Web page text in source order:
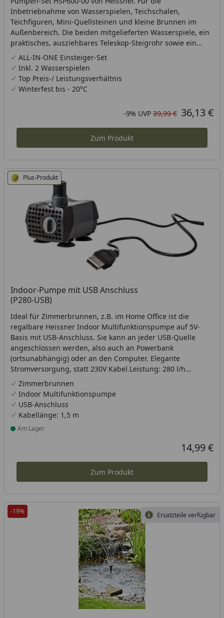
Inbetriebnahme von Wasserspielen, Teichschalen,
Teichfiguren, Mini-Quellsteinen und kleine Brunnen im
Außenbereich. Die beiden mitgelieferten Wasserspiele, ein
praktisches, ausziehbares Teleskop-Steigrohr sowie ein
Teichfigurenanschluss bieten die beste Grundlage, um
Ihrer eigenen Kreativität freien Lauf zu lassen. Eine Figur
kann anstatt der Wasserspiele am Steigrohr angeschlossen
werden. Förderleistung: 600 l/h mit 8 WattFörderhöhe: ca.
ALL-IN-ONE Einsteiger-Set
Inkl. 2 Wasserspielen
Top Preis-/ Leistungsverhältnis
Winterfest bis - 20°C
Rabatt in Prozent
-9%
Ursprünglicher Preis
UVP 39,99 €
Aktueller Preis 36,13 €
Zum Produkt
Plus-Produkt
Indoor-Pumpe mit USB Anschluss
(P280-USB)
Ideal für Zimmerbrunnen, z.B. im Home Office ist die
regalbare Heissner Indoor Multifunktionspumpe auf 5V-
Basis mit USB-Anschluss. Sie kann an jeder USB-Quelle
angeschlossen werden, also auch an Powerbank
(ortsunabhängig) oder an den Computer. Elegante
Stromversorgung, statt 230V Kabel.Leistung: 280 l/h
(3W)Förderhöhe: 75 cmKabellänge: 1,5 m
Zimmerbrunnen
Indoor Multifunktionspumpe
USB-Anschluss
Kabellänge: 1,5 m
Produkt am Lager
Am Lager
Aktueller
14,99 €
Zum Produkt
-19% Ersatzteile verfügbar